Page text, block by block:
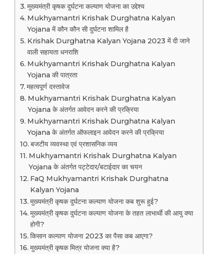
मुख्यमंत्री कृषक दुर्घटना कल्याण योजना का उद्देश्य
Mukhyamantri Krishak Durghatna Kalyan
Yojana में कौन कौन सी दुर्घटना शामिल है
Krishak Durghatna Kalyan Yojana 2023 में दी जाने
वाली सहायता धनराशि
Mukhyamantri Krishak Durghatna Kalyan
Yojana की पात्रता
महत्वपूर्ण दस्तावेज
Mukhyamantri Krishak Durghatna Kalyan
Yojana के अंतर्गत आवेदन करने की प्रक्रिया
Mukhyamantri Krishak Durghatna Kalyan
Yojana के अंतर्गत ऑफलाइन आवेदन करने की प्रक्रिया
बजटीय व्यवस्था एवं प्रशासनिक व्यय
Mukhyamantri Krishak Durghatna Kalyan
Yojana के अंतर्गत पट्टेदार/बटाईदार का चयन
FaQ Mukhyamantri Krishak Durghatna
Kalyan Yojana
मुख्यमंत्री कृषक दुर्घटना कल्याण योजना कब शुरू हुई?
मुख्यमंत्री कृषक दुर्घटना कल्याण योजना के तहत लाभार्थी की आयु क्या
होगी?
किसान कल्याण योजना 2023 का पैसा कब आएगा?
मुख्यमंत्री कृषक मित्र योजना क्या है?